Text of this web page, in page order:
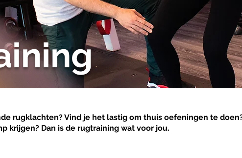
rugklachten? Vind je het lastig om thuis oefeningen te
krijgen? Dan is de rugtraining wat voor jou.